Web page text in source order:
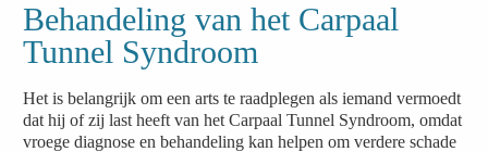
Behandeling van het Carpaal
Tunnel Syndroom
Het is belangrijk om een arts te raadplegen als iemand vermoedt
dat hij of zij last heeft van het Carpaal Tunnel Syndroom, omdat
vroege diagnose en behandeling kan helpen om verdere schade